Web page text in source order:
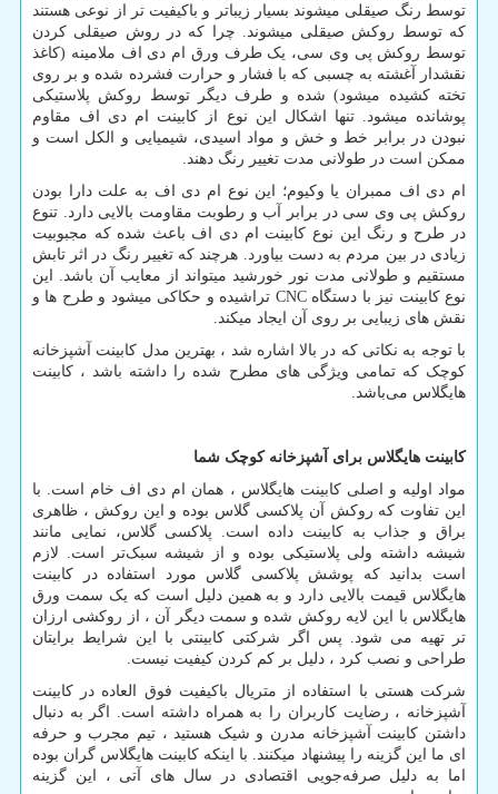
توسط رنگ صیقلی می­شوند بسیار زیباتر و باکیفیت ­تر از نوعی هستند
که توسط روکش صیقلی می­شوند. چرا که در روش صیقلی کردن
توسط روکش پی وی سی، یک طرف ورق ام دی اف ملامینه (کاغذ
نقش­دار آغشته به چسبی که با فشار و حرارت فشرده شده و بر روی
تخته کشیده می­شود) شده و طرف دیگر توسط روکش پلاستیکی
پوشانده می­شود. تنها اشکال این نوع از کابینت ام دی اف مقاوم
نبودن در برابر خط و خش و مواد اسیدی، شیمیایی و الکل است و
ممکن است در طولانی مدت تغییر رنگ دهند.
ام دی اف ممبران یا وکیوم؛ این نوع ام دی اف به علت دارا بودن
روکش پی وی سی در برابر آب و رطوبت مقاومت بالایی دارد. تنوع
در طرح و رنگ این نوع کابینت ام دی اف باعث شده که مجبوبیت
زیادی در بین مردم به دست بیاورد. هرچند که تغییر رنگ در اثر تابش
مستقیم و طولانی مدت نور خورشید می­تواند از معایب آن باشد. این
نوع کابینت نیز با دستگاهCNC تراشیده و حکاکی می­شود و طرح­ ها و
نقش ­های زیبایی بر روی آن ایجاد می­کند.
با توجه به نکاتی که در بالا اشاره شد ، بهترین مدل کابینت آشپزخانه
کوچک که تمامی ویژگی های مطرح شده را داشته باشد ، کابینت
هایگلاس می‌باشد.
کابینت هایگلاس برای آشپزخانه کوچک شما
مواد اولیه و اصلی کابینت هایگلاس ، همان ام دی اف خام است. با
این تفاوت که روکش آن پلاکسی گلاس بوده و این روکش ، ظاهری
براق و جذاب به کابینت داده است. پلاکسی گلاس، نمایی مانند
شیشه داشته ولی پلاستیکی بوده و از شیشه سبکتر است. لازم
است بدانید که پوشش پلاکسی گلاس مورد استفاده در کابینت
هایگلاس قیمت بالایی دارد و به همین دلیل است که یک سمت ورق
هایگلاس با این لایه روکش شده و سمت دیگر آن ، از روکشی ارزان
تر تهیه می شود. پس اگر شرکتی کابینتی با این شرایط برایتان
طراحی و نصب کرد ، دلیل بر کم کردن کیفیت نیست.
شرکت هستی با استفاده از متریال باکیفیت فوق العاده در کابینت
آشپزخانه ، رضایت کاربران را به همراه داشته است. اگر به دنبال
داشتن کابینت آشپزخانه مدرن و شیک هستید ، تیم مجرب و حرفه
ای ما این گزینه را پیشنهاد میکنند. با اینکه کابینت هایگلاس گران بوده
اما به دلیل صرفه‌جویی اقتصادی در سال های آتی ، این گزینه